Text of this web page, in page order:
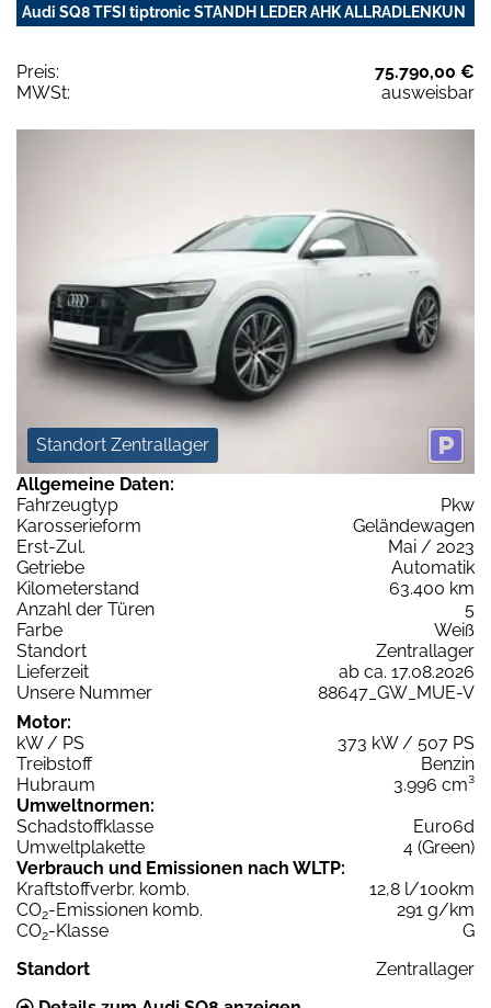
Audi SQ8 TFSI tiptronic STANDH LEDER AHK ALLRADLENKUN
Preis:
75.790,00 €
MWSt:
ausweisbar
Standort Zentrallager
Allgemeine Daten:
Fahrzeugtyp
Pkw
Karosserieform
Geländewagen
Erst-Zul.
Mai / 2023
Getriebe
Automatik
Kilometerstand
63.400 km
Anzahl der Türen
5
Farbe
Weiß
Standort
Zentrallager
Lieferzeit
ab ca. 17.08.2026
Unsere Nummer
88647_GW_MUE-V
Motor:
kW / PS
373 kW / 507 PS
Treibstoff
Benzin
Hubraum
3.996 cm³
Umweltnormen:
Schadstoffklasse
Euro6d
Umweltplakette
4 (Green)
Verbrauch und Emissionen nach WLTP:
Kraftstoffverbr. komb.
12,8 l/100km
CO2-Emissionen komb.
291 g/km
CO2-Klasse
G
Standort
Zentrallager